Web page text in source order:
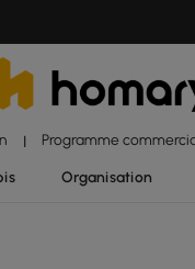
| Programme
Organisation